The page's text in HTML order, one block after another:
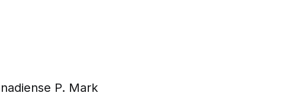
P. Mark